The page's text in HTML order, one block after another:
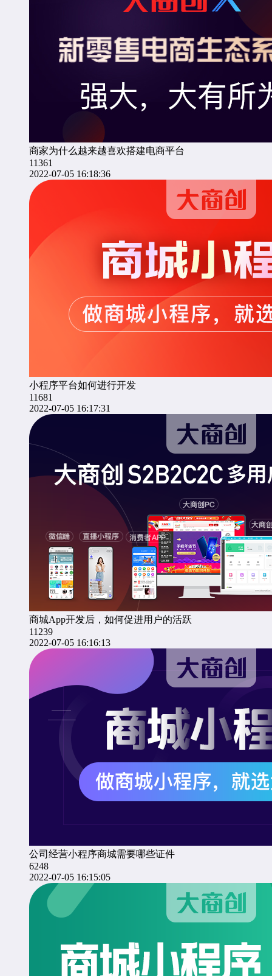
商家为什么越来越喜欢搭建电商平台
11361
2022-07-05 16:18:36
小程序平台如何进行开发
11681
2022-07-05 16:17:31
商城App开发后，如何促进用户的活跃
11239
2022-07-05 16:16:13
公司经营小程序商城需要哪些证件
6248
2022-07-05 16:15:05